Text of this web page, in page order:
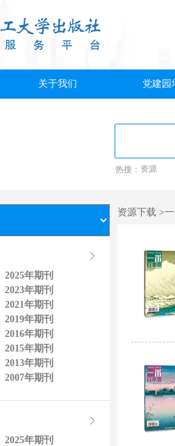
关于我们 党建园
热搜： 资源
2025年期刊
2023年期刊
2021年期刊
2019年期刊
2016年期刊
2015年期刊
2013年期刊
2007年期刊
2025年期刊
资源下载 >